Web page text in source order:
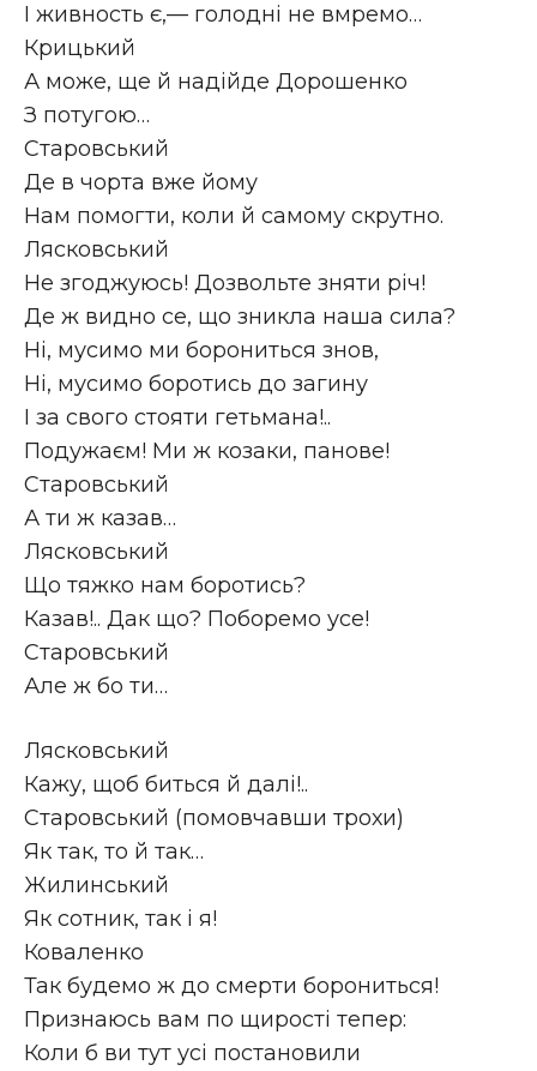
І живность є,— голодні не вмремо…
Крицький
А може, ще й надійде Дорошенко
З потугою…
Старовський
Де в чорта вже йому
Нам помогти, коли й самому скрутно.
Лясковський
Не згоджуюсь! Дозвольте зняти річ!
Де ж видно се, що зникла наша сила?
Ні, мусимо ми борониться знов,
Ні, мусимо боротись до загину
І за свого стояти гетьмана!..
Подужаєм! Ми ж козаки, панове!
Старовський
А ти ж казав…
Лясковський
Що тяжко нам боротись?
Казав!.. Дак що? Поборемо усе!
Старовський
Але ж бо ти…
Лясковський
Кажу, щоб биться й далі!..
Старовський (помовчавши трохи)
Як так, то й так…
Жилинський
Як сотник, так і я!
Коваленко
Так будемо ж до смерти борониться!
Признаюсь вам по щирості тепер:
Коли б ви тут усі постановили